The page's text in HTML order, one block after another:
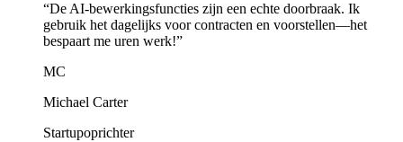
“De AI-bewerkingsfuncties zijn een echte doorbraak. Ik
gebruik het dagelijks voor contracten en voorstellen—het
bespaart me uren werk!”
MC
Michael Carter
Startupoprichter